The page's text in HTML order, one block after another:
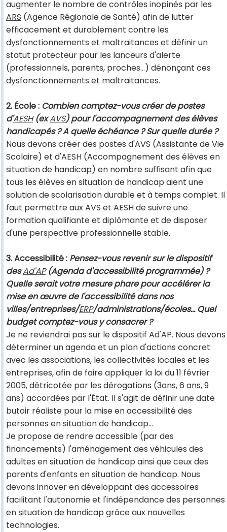
augmenter le nombre de contrôles inopinés par les
ARS (Agence Régionale de Santé) afin de lutter
efficacement et durablement contre les
dysfonctionnements et maltraitances et définir un
statut protecteur pour les lanceurs d'alerte
(professionnels, parents, proches…) dénonçant ces
dysfonctionnements et maltraitances.
2. École : Combien comptez-vous créer de postes
d'AESH(exAVS) pour l'accompagnement des élèves
handicapés ? A quelle échéance ? Sur quelle durée ?
Nous devons créer des postes d'AVS (Assistante de Vie
Scolaire) et d'AESH (Accompagnement des élèves en
situation de handicap) en nombre suffisant afin que
tous les élèves en situation de handicap aient une
solution de scolarisation durable et à temps complet. Il
faut permettre aux AVS et AESH de suivre une
formation qualifiante et diplômante et de disposer
d'une perspective professionnelle stable.
3. Accessibilité : Pensez-vous revenir sur le dispositif
desAd'AP(Agenda d'accessibilité programmée) ?
Quelle serait votre mesure phare pour accélérer la
mise en œuvre de l'accessibilité dans nos
villes/entreprises/ERP/administrations/écoles… Quel
budget comptez-vous y consacrer ?
Je ne reviendrai pas sur le dispositif Ad'AP. Nous devons
déterminer un agenda et un plan d'actions concret
avec les associations, les collectivités locales et les
entreprises, afin de faire appliquer la loi du 11 février
2005, détricotée par les dérogations (3ans, 6 ans, 9
ans) accordées par l'État. Il s'agit de définir une date
butoir réaliste pour la mise en accessibilité des
personnes en situation de handicap…
Je propose de rendre accessible (par des
financements) l'aménagement des véhicules des
adultes en situation de handicap ainsi que ceux des
parents d'enfants en situation de handicap. Nous
devons innover en développant des accessoires
facilitant l'autonomie et l'indépendance des personnes
en situation de handicap grâce aux nouvelles
technologies.